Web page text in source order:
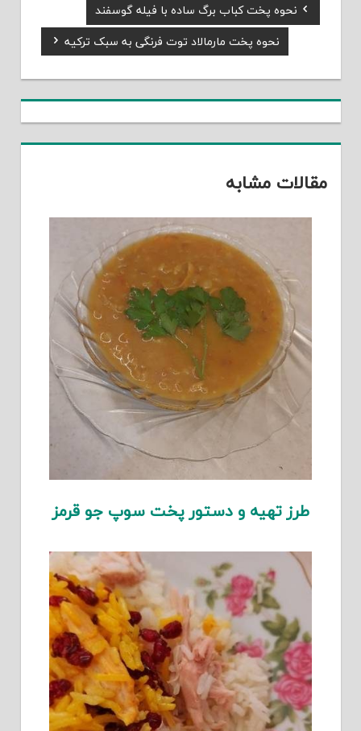
راهبری
نوشته
Previous
Post:
نحوه پخت کباب برگ ساده با فیله گوسفند
Next
Post:
نحوه پخت مارمالاد توت فرنگی به سبک ترکیه
مقالات مشابه
طرز تهیه و دستور پخت سوپ جو قرمز